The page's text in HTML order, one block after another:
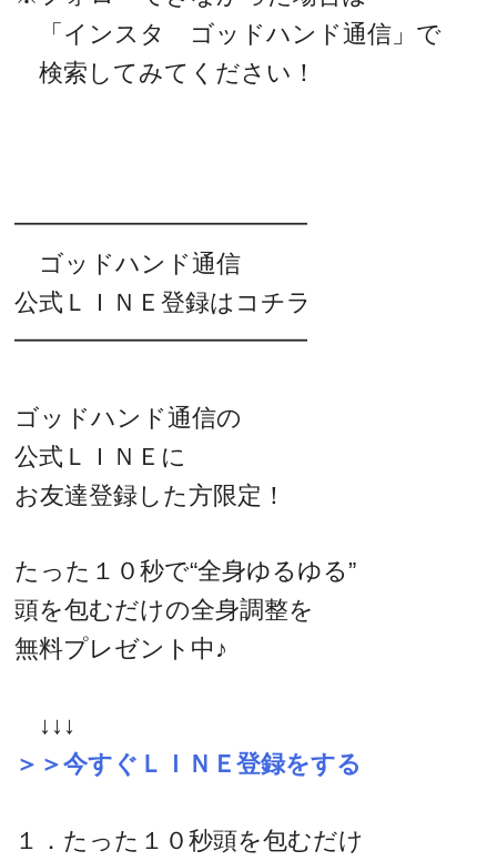
「インスタ ゴッドハンド通信」で
検索してみてください！
━━━━━━━━━━━━
ゴッドハンド通信
公式ＬＩＮＥ登録はコチラ
━━━━━━━━━━━━
ゴッドハンド通信の
公式ＬＩＮＥに
お友達登録した方限定！
たった１０秒で“全身ゆるゆる”
頭を包むだけの全身調整を
無料プレゼント中♪
↓↓↓
＞＞今すぐＬＩＮＥ登録をする
１．たった１０秒頭を包むだけ